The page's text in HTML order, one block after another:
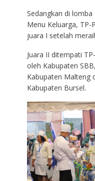
Sedangkan di
Menu Keluarga, TP-
juara I setelah
Juara II ditempati
oleh Kabupaten
Kabupaten Malteng
Kabupaten Bursel.